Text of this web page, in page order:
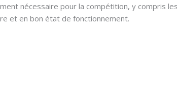
nécessaire pour la compétition, y compris
et en bon état de fonctionnement.